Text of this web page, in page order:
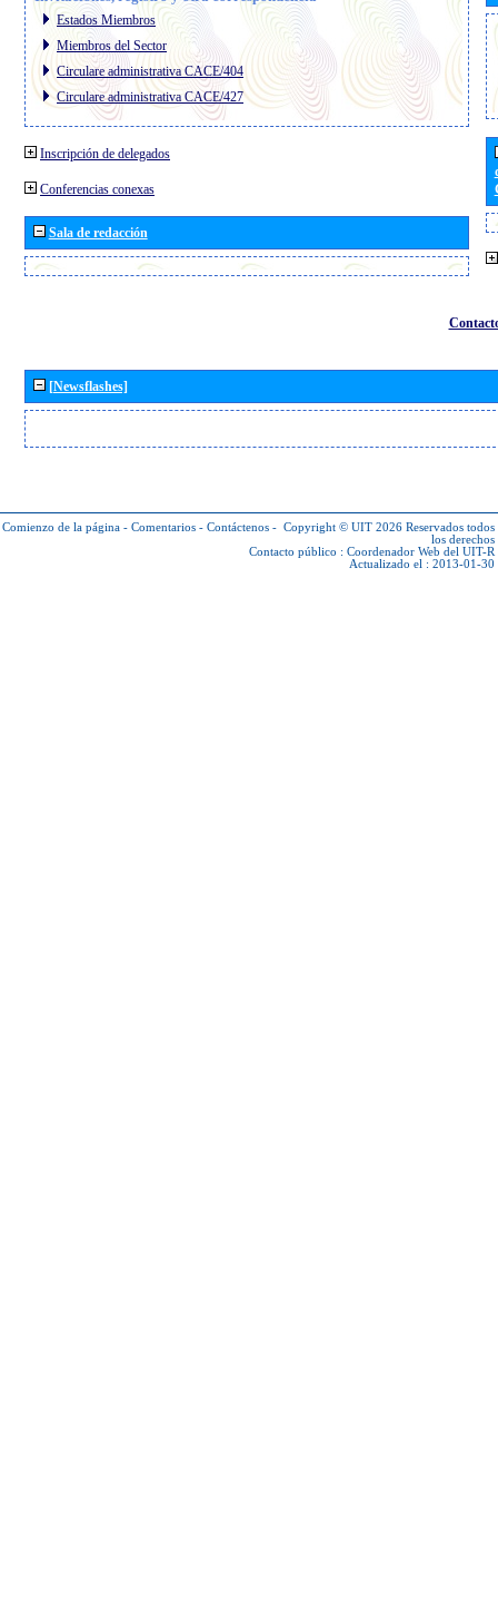
Estados Miembros
Miembros del Sector
Circulare administrativa CACE/404
Circulare administrativa CACE/427
Inscripción de delegados
Conferencias conexas
Sala de redacción
[Newsflashes]
Comienzo de la página - Comentarios - Contáctenos - Copyright © UIT 2026 Reservados todos
los derechos
Contacto público : Coordenador Web del UIT-R
Actualizado el : 2013-01-30